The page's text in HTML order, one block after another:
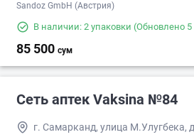
Sandoz GmbH (Австрия)
В наличии: 2 упаковки (Обновлено 5
85 500 сум
Сеть аптек Vaksina №84
г. Самарканд, улица М.Улугбека,